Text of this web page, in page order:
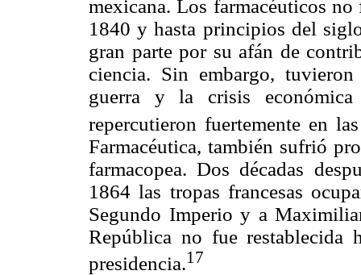
mexicana. Los farmacéuticos
1840 y hasta principios del
gran parte por su afán de
ciencia. Sin embargo,
guerra y la crisis
repercutieron fuertemente en
Farmacéutica, también sufrió
farmacopea. Dos décadas
1864 las tropas francesas
Segundo Imperio y a
República no fue restablecida
presidencia.17